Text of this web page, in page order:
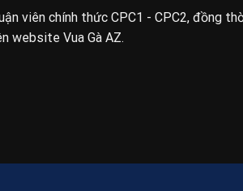
viên chính thức CPC1 - CPC2, đồng
website Vua Gà AZ.